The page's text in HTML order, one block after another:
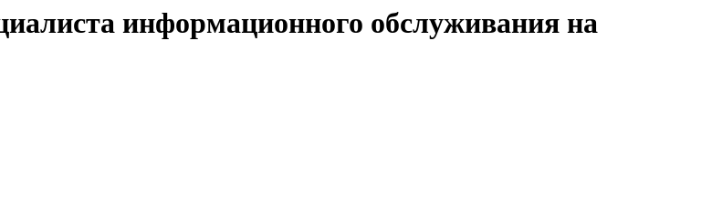
информационного обслуживания на